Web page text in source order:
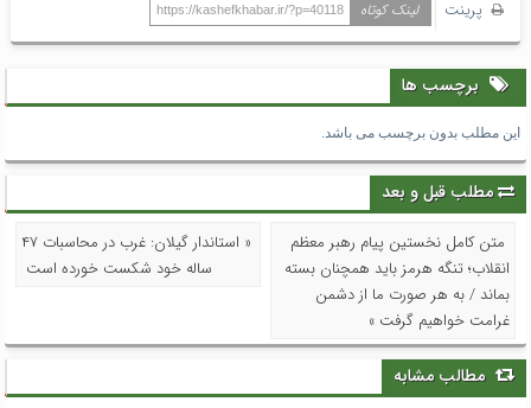
پرینت
لینک کوتاه https://kashefkhabar.ir/?p=40118
برچسب ها
این مطلب بدون برچسب می باشد.
مطلب قبل و بعد
متن کامل نخستین پیام رهبر معظم
انقلاب؛ تنگه هرمز باید همچنان بسته
بماند / به هر صورت ما از دشمن
غرامت خواهیم گرفت »
« استاندار گیلان: غرب در محاسبات ۴۷
ساله خود شکست خورده است
مطالب مشابه